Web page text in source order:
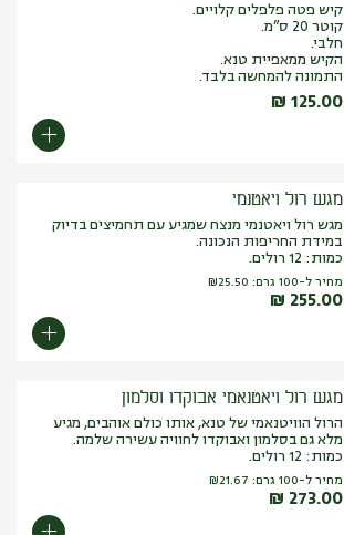
קיש פטה פלפלים קלויים.
קוטר 20 ס”מ.
חלבי.
הקיש ממאפיית טנא.
התמונה להמחשה בלבד.
₪ 125.00
מגש רול ויאטנמי
מגש רול ויאטנמי מנצח שמגיע עם תחמיצים בדיוק
במידת החריפות הנכונה.
כמות: 12 רולים.
מחיר ל-100 גרם: ₪25.50
₪ 255.00
מגש רול ויאטנאמי אבוקדו וסלמון
הרול הוויטנאמי של טנא, אותו כולם אוהבים, מגיע
מלא גם בסלמון ואבוקדו לחוויה עשירה שלמה.
כמות: 12 רולים.
מחיר ל-100 גרם: ₪21.67
₪ 273.00